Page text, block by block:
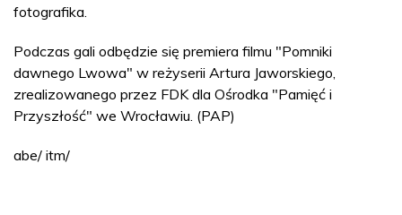
fotografika.
Podczas gali odbędzie się premiera filmu "Pomniki
dawnego Lwowa" w reżyserii Artura Jaworskiego,
zrealizowanego przez FDK dla Ośrodka "Pamięć i
Przyszłość" we Wrocławiu. (PAP)
abe/ itm/